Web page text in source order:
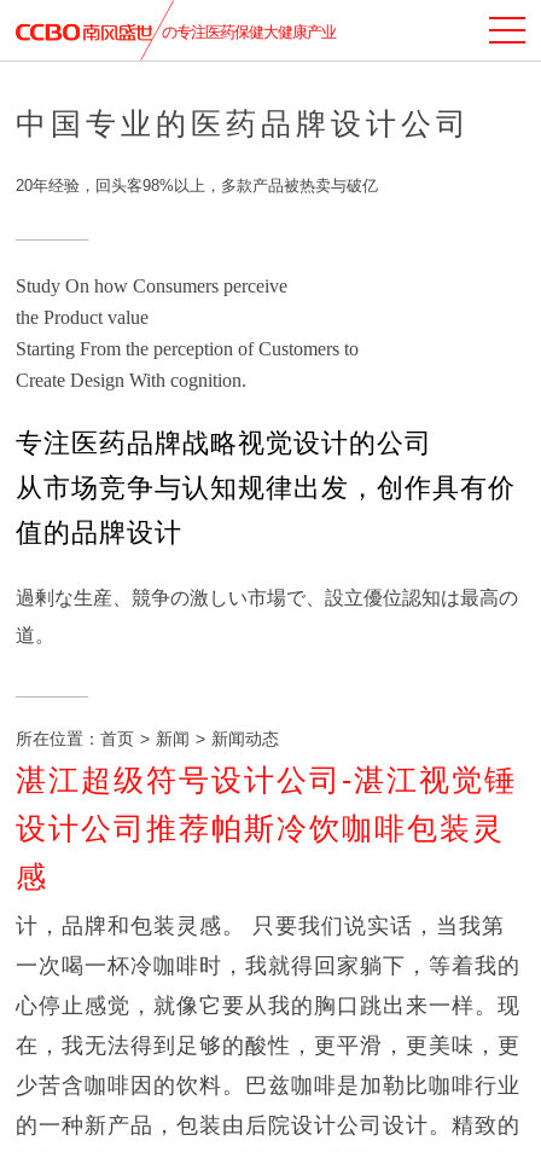
の专注医药保健大健康产业
中国专业的医药品牌设计公司
20年经验，回头客98%以上，多款产品被热卖与破亿
Study On how Consumers perceive
the Product value
Starting From the perception of Customers to
Create Design With cognition.
专注医药品牌战略视觉设计的公司
从市场竞争与认知规律出发，创作具有价
值的品牌设计
過剰な生産、競争の激しい市場で、設立優位認知は最高の
道。
所在位置：首页 > 新闻 > 新闻动态
湛江超级符号设计公司-湛江视觉锤
设计公司推荐帕斯冷饮咖啡包装灵
感
计，品牌和包装灵感。 只要我们说实话，当我第
一次喝一杯冷咖啡时，我就得回家躺下，等着我的
心停止感觉，就像它要从我的胸口跳出来一样。现
在，我无法得到足够的酸性，更平滑，更美味，更
少苦含咖啡因的饮料。巴兹咖啡是加勒比咖啡行业
的一种新产品，包装由后院设计公司设计。精致的